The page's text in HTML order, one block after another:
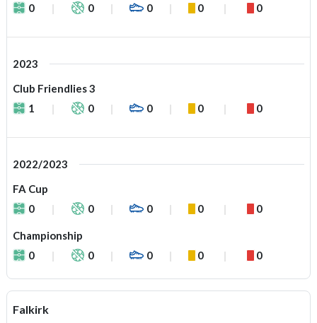
0
0 0 0 0
2023
Club Friendlies 3
1
0 0 0 0
2022/2023
FA Cup
0
0 0 0 0
Championship
0
0 0 0 0
Falkirk